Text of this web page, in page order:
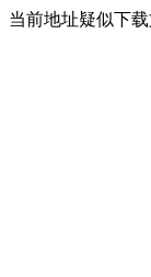
当前地址疑似下